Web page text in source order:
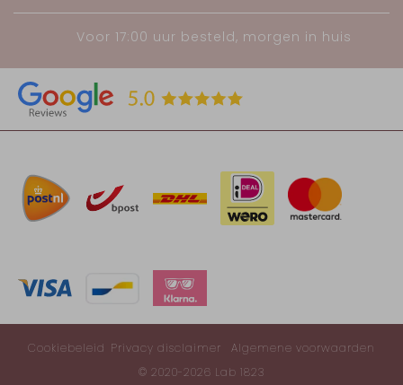
Voor 17:00 uur besteld, morgen in huis
Cookiebeleid Privacy disclaimer
Algemene voorwaarden
© 2020-2026 Lab 1823